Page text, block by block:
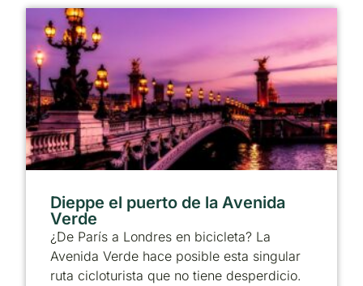
Dieppe el puerto de la Avenida
Verde
¿De París a Londres en bicicleta? La
Avenida Verde hace posible esta singular
ruta cicloturista que no tiene desperdicio.